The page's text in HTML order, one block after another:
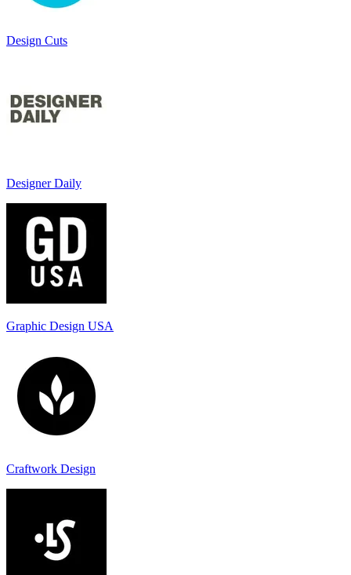
Design Cuts
Designer Daily
Graphic Design USA
Craftwork Design